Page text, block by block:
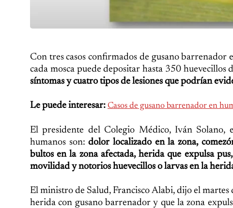
Con tres casos confirmados de gusano
cada mosca puede depositar hasta 350
síntomas y cuatro tipos de lesiones que podrían
Le puede interesar: Casos de gusano barrenador en
El presidente del Colegio Médico, Iván Solano,
humanos son:dolor localizado en la zona,
bultos en la zona afectada, herida que expulsa
movilidad y notorios huevecillos o larvas en la
El ministro de Salud, Francisco Alabi, dijo el
herida con gusano barrenador y que la zona